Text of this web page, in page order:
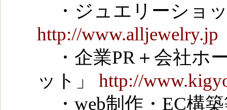
・ジュエリーショ
http://www.alljewelry.jp
・企業PR＋会社ホ
ット」 http://
・web制作・EC構